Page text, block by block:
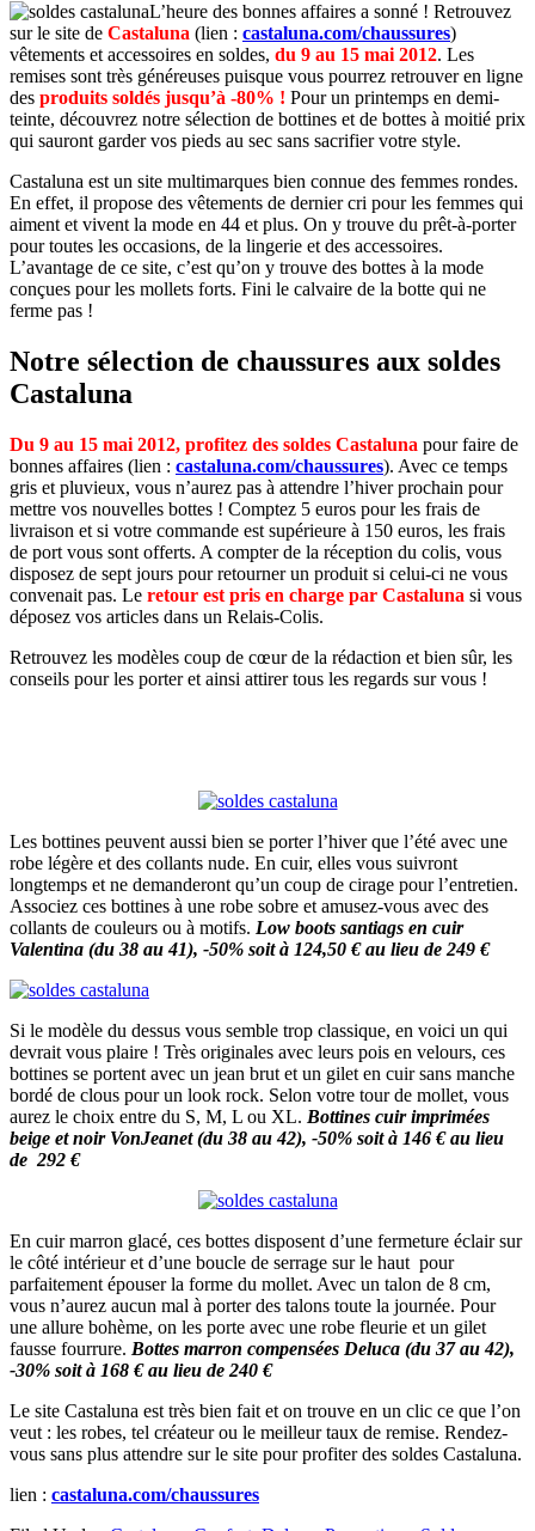
L’heure des bonnes affaires a sonné ! Retrouvez
sur le site de Castaluna (lien : castaluna.com/chaussures)
vêtements et accessoires en soldes, du 9 au 15 mai 2012. Les
remises sont très généreuses puisque vous pourrez retrouver en ligne
des produits soldés jusqu’à -80% ! Pour un printemps en demi-
teinte, découvrez notre sélection de bottines et de bottes à moitié prix
qui sauront garder vos pieds au sec sans sacrifier votre style.
Castaluna est un site multimarques bien connue des femmes rondes.
En effet, il propose des vêtements de dernier cri pour les femmes qui
aiment et vivent la mode en 44 et plus. On y trouve du prêt-à-porter
pour toutes les occasions, de la lingerie et des accessoires.
L’avantage de ce site, c’est qu’on y trouve des bottes à la mode
conçues pour les mollets forts. Fini le calvaire de la botte qui ne
ferme pas !
Notre sélection de chaussures aux soldes
Castaluna
Du 9 au 15 mai 2012, profitez des soldes Castaluna pour faire de
bonnes affaires (lien : castaluna.com/chaussures). Avec ce temps
gris et pluvieux, vous n’aurez pas à attendre l’hiver prochain pour
mettre vos nouvelles bottes ! Comptez 5 euros pour les frais de
livraison et si votre commande est supérieure à 150 euros, les frais
de port vous sont offerts. A compter de la réception du colis, vous
disposez de sept jours pour retourner un produit si celui-ci ne vous
convenait pas. Le retour est pris en charge par Castaluna si vous
déposez vos articles dans un Relais-Colis.
Retrouvez les modèles coup de cœur de la rédaction et bien sûr, les
conseils pour les porter et ainsi attirer tous les regards sur vous !
Les bottines peuvent aussi bien se porter l’hiver que l’été avec une
robe légère et des collants nude. En cuir, elles vous suivront
longtemps et ne demanderont qu’un coup de cirage pour l’entretien.
Associez ces bottines à une robe sobre et amusez-vous avec des
collants de couleurs ou à motifs. Low boots santiags en cuir
Valentina (du 38 au 41), -50% soit à 124,50 € au lieu de 249 €
Si le modèle du dessus vous semble trop classique, en voici un qui
devrait vous plaire ! Très originales avec leurs pois en velours, ces
bottines se portent avec un jean brut et un gilet en cuir sans manche
bordé de clous pour un look rock. Selon votre tour de mollet, vous
aurez le choix entre du S, M, L ou XL. Bottines cuir imprimées
beige et noir VonJeanet (du 38 au 42), -50% soit à 146 € au lieu
de 292 €
En cuir marron glacé, ces bottes disposent d’une fermeture éclair sur
le côté intérieur et d’une boucle de serrage sur le haut pour
parfaitement épouser la forme du mollet. Avec un talon de 8 cm,
vous n’aurez aucun mal à porter des talons toute la journée. Pour
une allure bohème, on les porte avec une robe fleurie et un gilet
fausse fourrure. Bottes marron compensées Deluca (du 37 au 42),
-30% soit à 168 € au lieu de 240 €
Le site Castaluna est très bien fait et on trouve en un clic ce que l’on
veut : les robes, tel créateur ou le meilleur taux de remise. Rendez-
vous sans plus attendre sur le site pour profiter des soldes Castaluna.
lien : castaluna.com/chaussures